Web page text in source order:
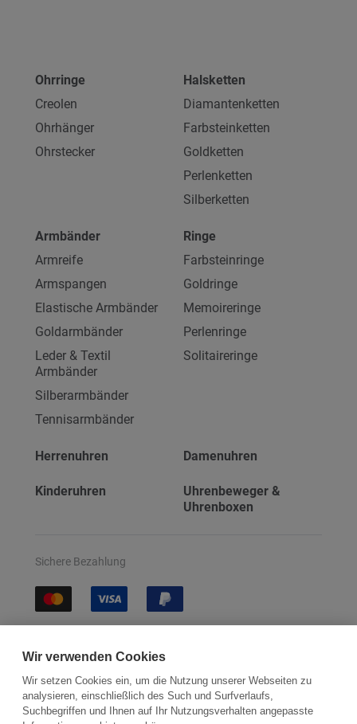
Ohrringe
Creolen
Ohrhänger
Ohrstecker
Halsketten
Diamantenketten
Farbsteinketten
Goldketten
Perlenketten
Silberketten
Armbänder
Armreife
Armspangen
Elastische Armbänder
Goldarmbänder
Leder & Textil
Armbänder
Silberarmbänder
Tennisarmbänder
Ringe
Farbsteinringe
Goldringe
Memoireringe
Perlenringe
Solitaireringe
Herrenuhren Damenuhren
Kinderuhren
Uhrenbeweger &
Uhrenboxen
Sichere Bezahlung
Wir verwenden Cookies
Wir setzen Cookies ein, um die Nutzung unserer Webseiten zu
analysieren, einschließlich des Such und Surfverlaufs,
Suchbegriffen und Ihnen auf Ihr Nutzungsverhalten angepasste